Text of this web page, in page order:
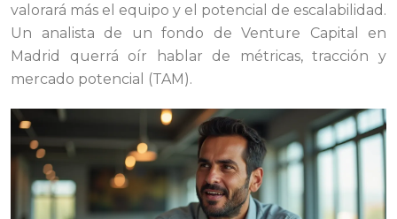
valorará más el equipo y el potencial de escalabilidad.
Un analista de un fondo de Venture Capital en
Madrid querrá oír hablar de métricas, tracción y
mercado potencial (TAM).